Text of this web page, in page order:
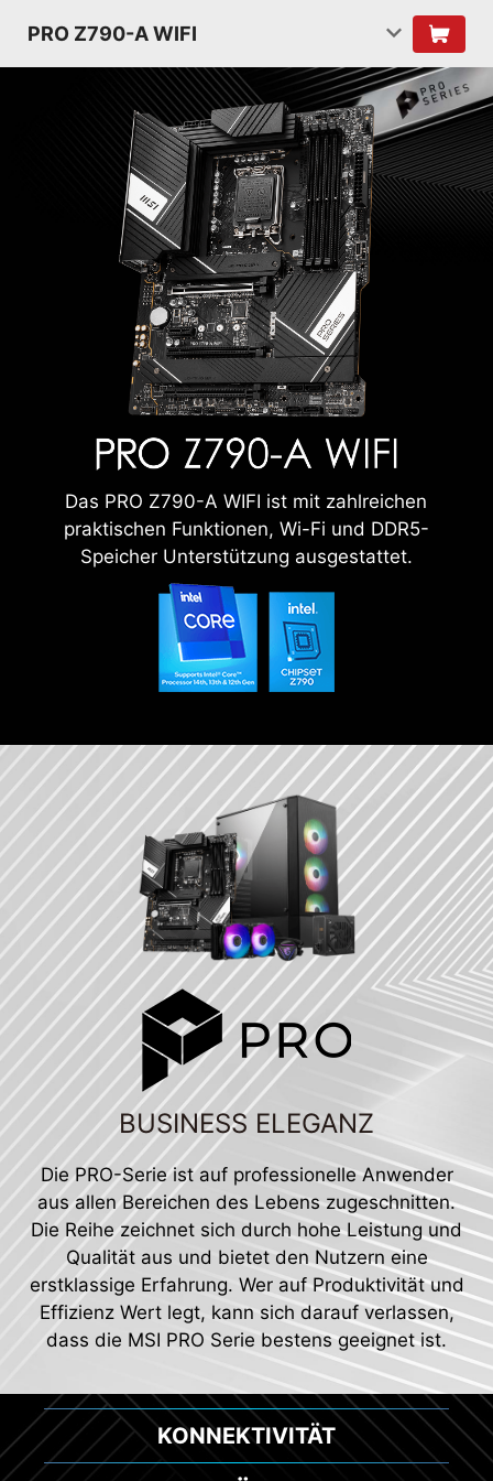
PRO Z790-A WIFI
Das PRO Z790-A WIFI ist mit zahlreichen
praktischen Funktionen, Wi-Fi und DDR5-
Speicher Unterstützung ausgestattet.
BUSINESS ELEGANZ
Die PRO-Serie ist auf professionelle Anwender
aus allen Bereichen des Lebens zugeschnitten.
Die Reihe zeichnet sich durch hohe Leistung und
Qualität aus und bietet den Nutzern eine
erstklassige Erfahrung. Wer auf Produktivität und
Effizienz Wert legt, kann sich darauf verlassen,
dass die MSI PRO Serie bestens geeignet ist.
KÜHLUNG